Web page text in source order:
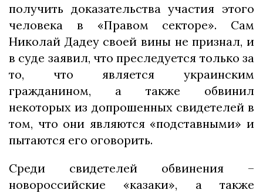
получить доказательства участия этого
человека в «Правом секторе». Сам
Николай Дадеу своей вины не признал, и
в суде заявил, что преследуется только за
то, что является украинским
гражданином, а также обвинил
некоторых из допрошенных свидетелей в
том, что они являются «подставными» и
пытаются его оговорить.
Среди свидетелей обвинения –
новороссийские «казаки», а также